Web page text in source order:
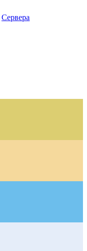
Сервера